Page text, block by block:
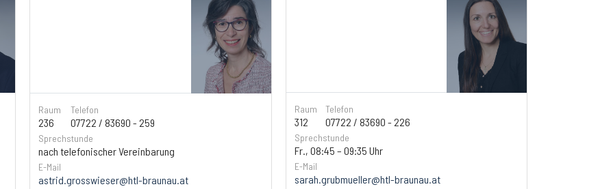
Raum
236
Telefon
07722 / 83690 - 259
Sprechstunde
nach telefonischer Vereinbarung
E-Mail
astrid.grosswieser@htl-braunau.at
Raum
312
Telefon
07722 / 83690 - 226
Sprechstunde
Fr., 08:45 – 09:35 Uhr
E-Mail
sarah.grubmueller@htl-braunau.at